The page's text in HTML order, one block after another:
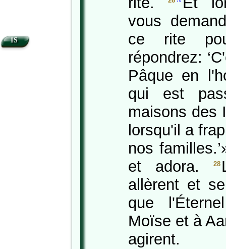
vous
ce rite
répondrez:
Pâque en
qui est
maisons des
lorsqu'il a
nos
et adora.
28
allèrent et
que
Moïse et à
agirent.
1S